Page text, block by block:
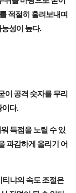
적절히 흘려보내며
성이 높다.
이 공격 숫자를 무리
이다.
득점을 노릴 수 있
과감하게 올리기 어
냐의 속도 조절은